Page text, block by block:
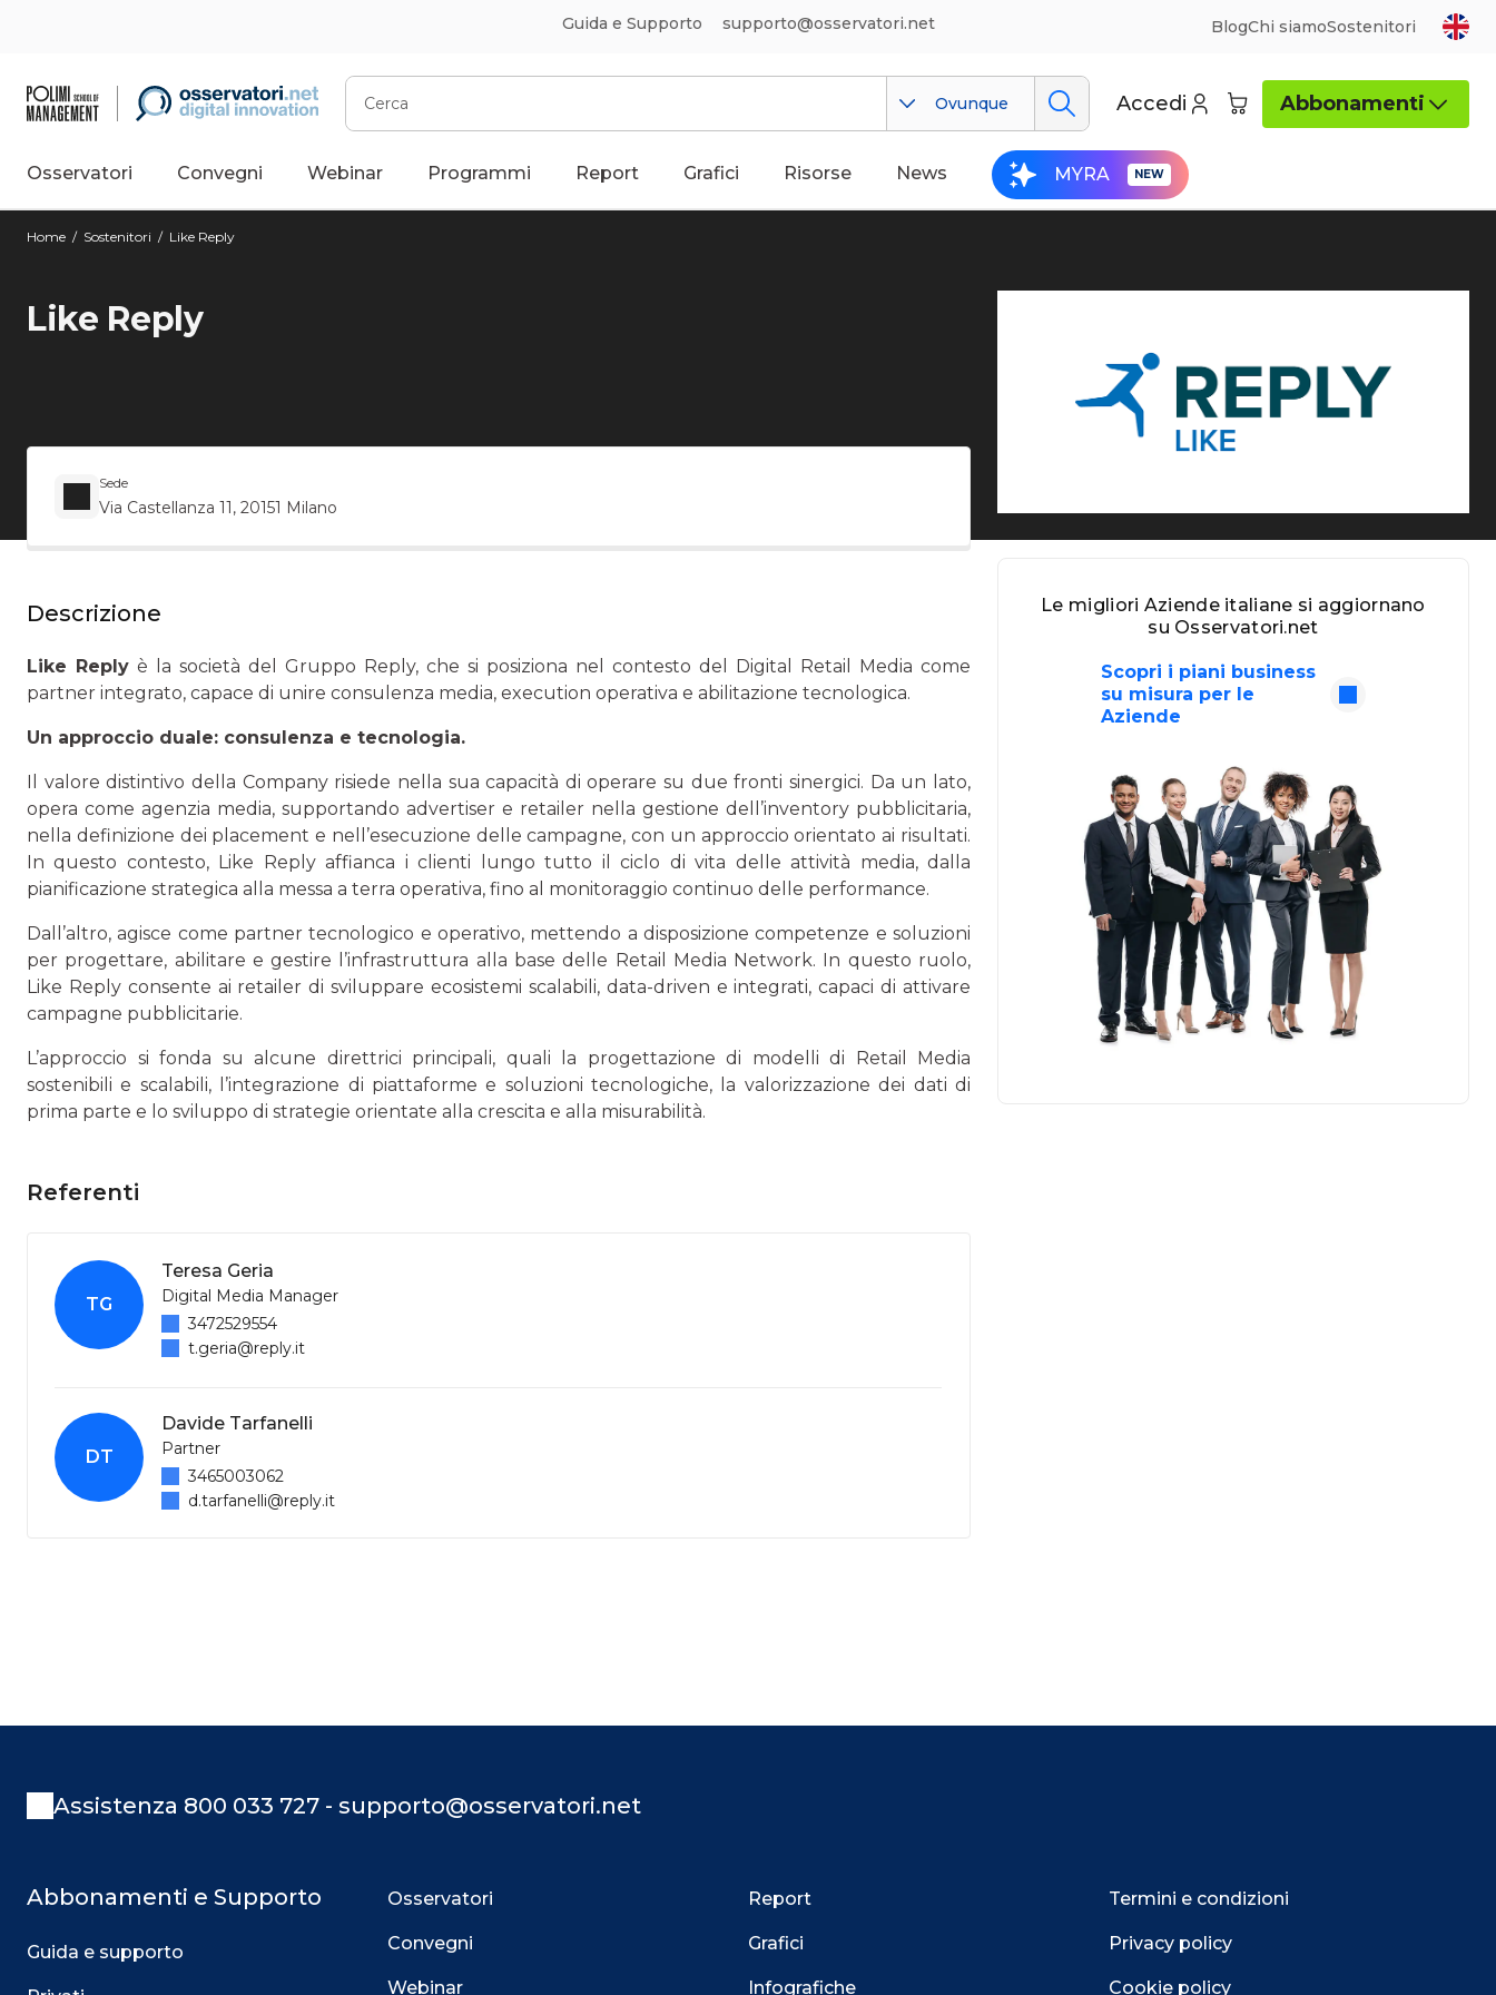
Guida e Supporto supporto@osservatori.net BlogChi siamoSostenitori
Cerca
Ovunque Accedi Abbonamenti
Osservatori Convegni Webinar Programmi Report Grafici Risorse News MYRA
Home / Sostenitori / Like Reply
Like Reply
Sede
Via Castellanza 11, 20151 Milano
Descrizione
Like Reply è la società del Gruppo Reply, che si posiziona nel contesto del Digital Retail Media come
partner integrato, capace di unire consulenza media, execution operativa e abilitazione tecnologica.
Un approccio duale: consulenza e tecnologia.
Il valore distintivo della Company risiede nella sua capacità di operare su due fronti sinergici. Da un lato,
opera come agenzia media, supportando advertiser e retailer nella gestione dell’inventory pubblicitaria,
nella definizione dei placement e nell’esecuzione delle campagne, con un approccio orientato ai risultati.
In questo contesto, Like Reply affianca i clienti lungo tutto il ciclo di vita delle attività media, dalla
pianificazione strategica alla messa a terra operativa, fino al monitoraggio continuo delle performance.
Dall’altro, agisce come partner tecnologico e operativo, mettendo a disposizione competenze e soluzioni
per progettare, abilitare e gestire l’infrastruttura alla base delle Retail Media Network. In questo ruolo,
Like Reply consente ai retailer di sviluppare ecosistemi scalabili, data-driven e integrati, capaci di attivare
campagne pubblicitarie.
L’approccio si fonda su alcune direttrici principali, quali la progettazione di modelli di Retail Media
sostenibili e scalabili, l’integrazione di piattaforme e soluzioni tecnologiche, la valorizzazione dei dati di
prima parte e lo sviluppo di strategie orientate alla crescita e alla misurabilità.
Referenti
TG
Teresa Geria
Digital Media Manager
3472529554
t.geria@reply.it
DT
Davide Tarfanelli
Partner
3465003062
d.tarfanelli@reply.it
Le migliori Aziende italiane si aggiornano
su Osservatori.net
Scopri i piani business
su misura per le
Aziende
Assistenza 800 033 727 - supporto@osservatori.net
Abbonamenti e Supporto
Guida e supporto
Osservatori
Convegni
Webinar
Report
Grafici
Infografiche
Termini e condizioni
Privacy policy
Cookie policy